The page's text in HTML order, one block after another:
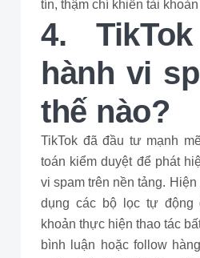
tín, thậm chí khiến tài
4.
hành vi
thế nào?
TikTok đã đầu tư mạnh
toán kiểm duyệt để phát
vi spam trên nền tảng.
dụng các bộ lọc tự động
khoản thực hiện thao tác
bình luận hoặc follow